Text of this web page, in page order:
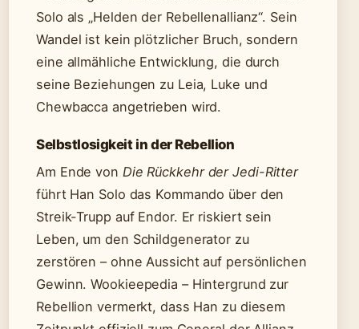
Solo als „Helden der Rebellenallianz“. Sein
Wandel ist kein plötzlicher Bruch, sondern
eine allmähliche Entwicklung, die durch
seine Beziehungen zu Leia, Luke und
Chewbacca angetrieben wird.
Selbstlosigkeit in der Rebellion
Am Ende von Die Rückkehr der Jedi-Ritter
führt Han Solo das Kommando über den
Streik-Trupp auf Endor. Er riskiert sein
Leben, um den Schildgenerator zu
zerstören – ohne Aussicht auf persönlichen
Gewinn. Wookieepedia – Hintergrund zur
Rebellion vermerkt, dass Han zu diesem